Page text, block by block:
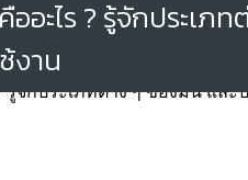
ออะไร ? รู้จักประเ
งาน